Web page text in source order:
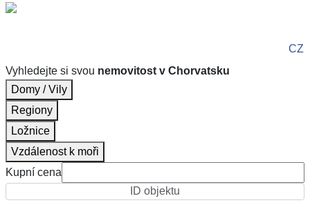
CZ
Vyhledejte si svou nemovitost v Chorvatsku
Domy / Vily
Regiony
Ložnice
Vzdálenost k moři
Kupní cena